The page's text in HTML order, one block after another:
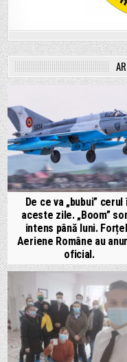
De ce va „bubui” cerul
aceste zile. „Boom”
intens până luni.
Aeriene Române au
oficial.